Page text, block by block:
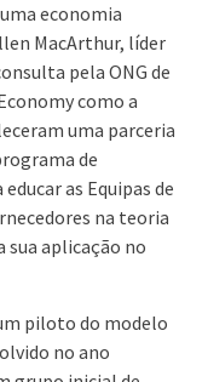
economia
MacArthur, líder
pela ONG de
como a
uma parceria
de
as Equipas de
na teoria
sua aplicação no
piloto do modelo
no ano